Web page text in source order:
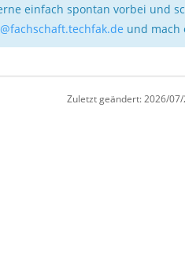
einfach spontan vorbei und
und mach
Zuletzt geändert: 2026/